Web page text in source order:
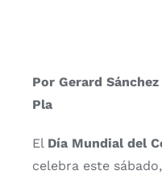
Por Gerard
Pla
El Día Mundial del
celebra este